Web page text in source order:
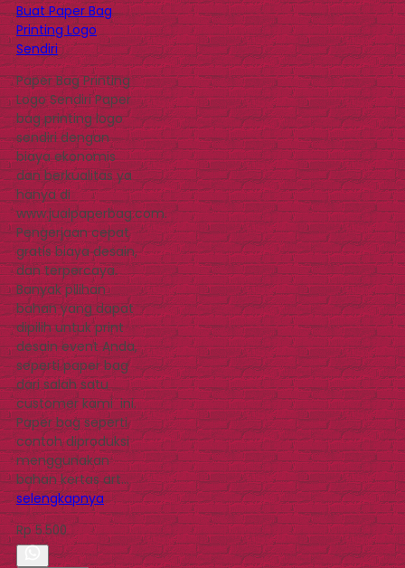
Buat Paper Bag
Printing Logo
Sendiri
Paper Bag Printing
Logo Sendiri Paper
bag printing logo
sendiri dengan
biaya ekonomis
dan berkualitas ya
hanya di
www.jualpaperbag.com.
Pengerjaan cepat
gratis biaya desain,
dan terpercaya.
Banyak pilihan
bahan yang dapat
dipilih untuk print
desain event Anda,
seperti paper bag
dari salah satu
customer kami ini.
Paper bag seperti
contoh diproduksi
menggunakan
bahan kertas art…
selengkapnya
Rp 5.500